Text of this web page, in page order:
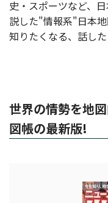
史・スポーツなど、
説した"情報系"日本地
知りたくなる、話し
世界の情勢を地
図帳の最新版!